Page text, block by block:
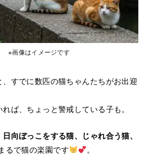
※画像はイメージです
すでに数匹の猫ちゃんたちがお出迎
ば、ちょっと警戒している子も。
日向ぼっこをする猫、じゃれ合う猫、
るで猫の楽園です
。